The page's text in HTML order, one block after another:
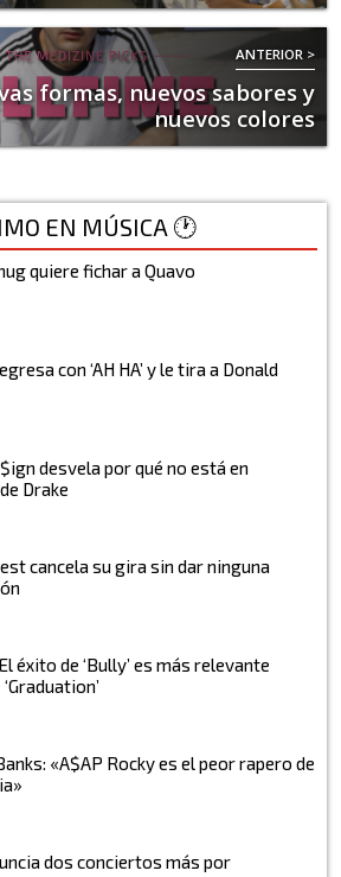
ANTERIOR >
formas, nuevos sabores y
nuevos colores
EN MÚSICA 🕐
quiere fichar a Quavo
con ‘AH HA’ y le tira a Donald
desvela por qué no está en
de Drake
cancela su gira sin dar ninguna
éxito de ‘Bully’ es más relevante
«A$AP Rocky es el peor rapero de
dos conciertos más por